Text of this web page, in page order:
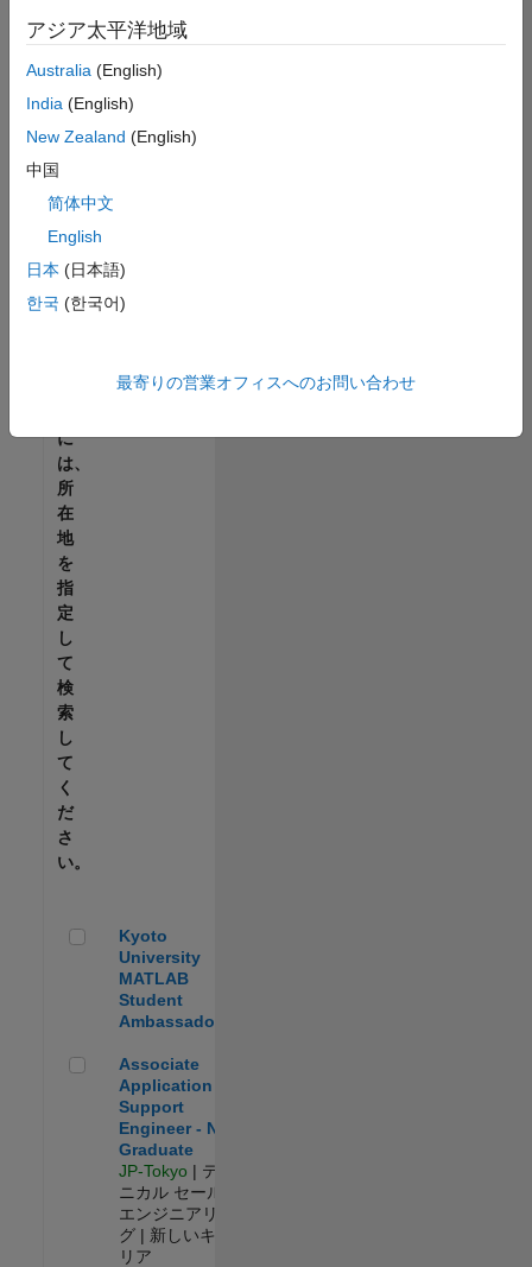
望
の
域
で
す
て
の
求
を
に
は、
所
在
地
を
指
定
し
て
検
索
し
て
く
だ
さ
い。
Kyoto University MATLAB Student Ambassador
Kyoto
University
MATLAB
Student
Ambassador
Associate Application Support Engineer - New Graduate
Associate
Application
Support
Engineer - New
Graduate
JP-Tokyo | テク
ニカル セールス
エンジニアリン
グ | 新しいキャ
リア
アジア太平洋地域
Australia (English)
India (English)
New Zealand (English)
中国
简体中文
English
日本 (日本語)
한국 (한국어)
最寄りの営業オフィスへのお問い合わせ